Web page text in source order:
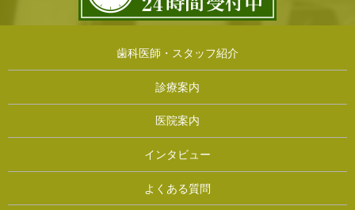
歯科医師・スタッフ紹介
診療案内
医院案内
インタビュー
よくある質問